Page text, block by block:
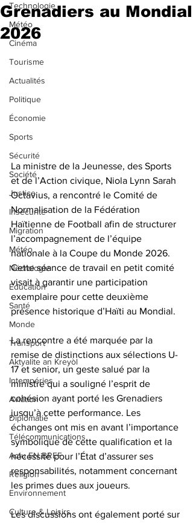
Technologie
Météo
Cinéma
Tourisme
Actualités
Politique
Économie
Sports
Sécurité
Société
Justice
Insécurité
Migration
Météo
Nécrologie
Éducation
Santé
Monde
Transport
Aktyalite an Kreyòl
Intempéries
Aviation
Diplomatie
Télécommunications
Actu EN BREF
Religion
Environnement
Culture & Loisirs
Grenadiers au Mondial
2026
La ministre de la Jeunesse, des Sports
et de l’Action civique, Niola Lynn Sarah
Octavius, a rencontré le Comité de
Normalisation de la Fédération
Haïtienne de Football afin de structurer
l’accompagnement de l’équipe
nationale à la Coupe du Monde 2026.
Cette séance de travail en petit comité
visait à garantir une participation
exemplaire pour cette deuxième
présence historique d’Haïti au Mondial.
La rencontre a été marquée par la
remise de distinctions aux sélections U-
17 et senior, un geste salué par la
ministre qui a souligné l’esprit de
cohésion ayant porté les Grenadiers
jusqu’à cette performance. Les
échanges ont mis en avant l’importance
symbolique de cette qualification et la
nécessité pour l’État d’assurer ses
responsabilités, notamment concernant
les primes dues aux joueurs.
Les discussions ont également porté sur